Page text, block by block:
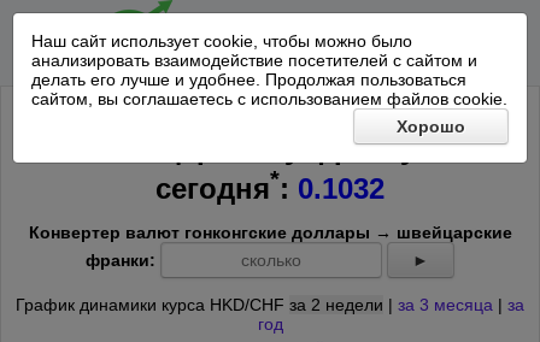
Наш сайт использует cookie, чтобы можно было
анализировать взаимодействие посетителей с сайтом и
делать его лучше и удобнее. Продолжая пользоваться
сайтом, вы соглашаетесь с использованием файлов cookie.
Хорошо
Курс Гонконгского доллара к
Швейцарскому франку на
сегодня*: 0.1032
Конвертер валют гонконгские доллары → швейцарские
франки:
►
График динамики курса HKD/CHF за 2 недели | за 3 месяца | за
год